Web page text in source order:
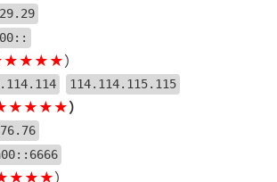
）
114.114.115.115
）
）